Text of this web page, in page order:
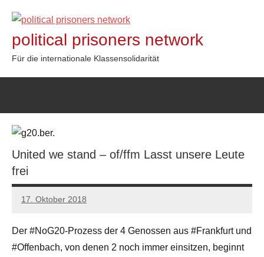
Inhalt
springen
political prisoners network
Für die internationale Klassensolidarität
United we stand – of/ffm Lasst unsere Leute
frei
17. Oktober 2018
admin
Der #NoG20-Prozess der 4 Genossen aus #Frankfurt und
#Offenbach, von denen 2 noch immer einsitzen, beginnt